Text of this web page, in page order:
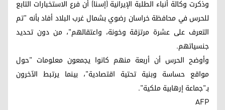
وذكرت وكالة أنباء الطلبة الإيرانية (إسنا) أن فرع الاستخبارات التابع
للحرس في محافظة خراسان رضوي بشمال غرب البلاد أفاد بأنه "تم
التعرف على عشرة مرتزقة وخونة، واعتقالهم"، من دون تحديد
جنسياتهم.
وأوضح الحرس أن أربعة منهم كانوا يجمعون معلومات "حول
مواقع حساسة وبنية تحتية اقتصادية"، بينما يرتبط الآخرون
بـ"جماعة إرهابية ملكية".
AFP